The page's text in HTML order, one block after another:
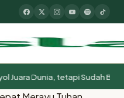
JumatPesantrenTokoh
Dunia, tetapi Sudah